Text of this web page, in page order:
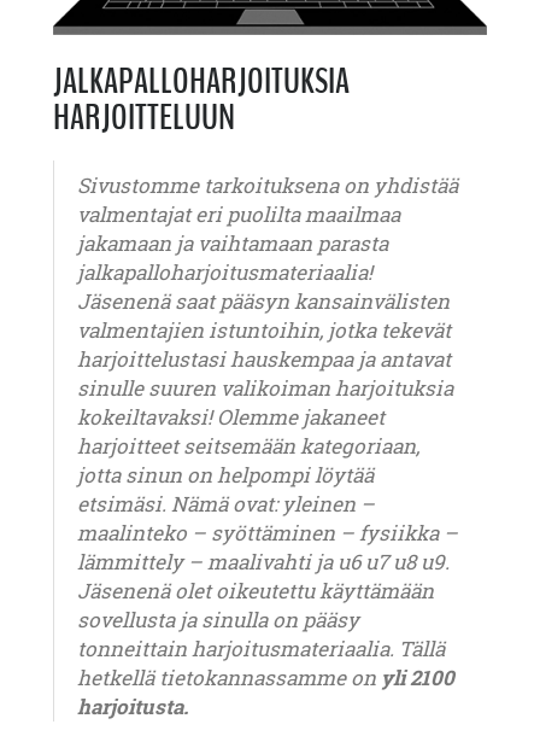
JALKAPALLOHARJOITUKSIA
HARJOITTELUUN
Sivustomme tarkoituksena on yhdistää
valmentajat eri puolilta maailmaa
jakamaan ja vaihtamaan parasta
jalkapalloharjoitusmateriaalia!
Jäsenenä saat pääsyn kansainvälisten
valmentajien istuntoihin, jotka tekevät
harjoittelustasi hauskempaa ja antavat
sinulle suuren valikoiman harjoituksia
kokeiltavaksi! Olemme jakaneet
harjoitteet seitsemään kategoriaan,
jotta sinun on helpompi löytää
etsimäsi. Nämä ovat: yleinen –
maalinteko – syöttäminen – fysiikka –
lämmittely – maalivahti ja u6 u7 u8 u9.
Jäsenenä olet oikeutettu käyttämään
sovellusta ja sinulla on pääsy
tonneittain harjoitusmateriaalia. Tällä
hetkellä tietokannassamme on yli 2100
harjoitusta.